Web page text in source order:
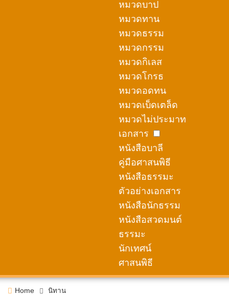
หมวดบาป
หมวดทาน
หมวดธรรม
หมวดกรรม
หมวดกิเลส
หมวดโกรธ
หมวดอดทน
หมวดเบ็ดเตล็ด
หมวดไม่ประมาท
เอกสาร
หนังสือบาลี
คู่มือศาสนพิธี
หนังสือธรรมะ
ตัวอย่างเอกสาร
หนังสือนักธรรม
หนังสือสวดมนต์
ธรรมะ
นักเทศน์
ศาสนพิธี
Home นิทาน